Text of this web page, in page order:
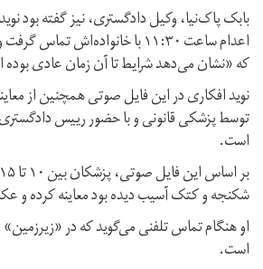
بابک پاک‌نیا، وکیل دادگستری، نیز گفته بود
اعدام ساعت ۱۱:۳۰ با خانواده‌اش
که «نشان می‌دهد شرایط تا آن زمان عادی
نوید افکاری در این فایل صوتی همچنین از
توسط پزشکی قانونی و با حضور رییس
است.
شکنجه و کتک آسیب دیده بود معاینه کرده‌ و
او هنگام تماس تلفنی می‌گوید که در «زیرزمین»
است.